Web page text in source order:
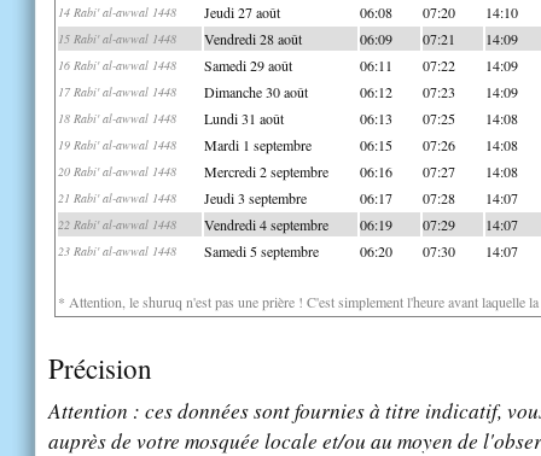
14 Rabi' al-awwal 1448 Jeudi 27 août 06:08 07:20 14:10
15 Rabi' al-awwal 1448 Vendredi 28 août 06:09 07:21 14:09
16 Rabi' al-awwal 1448 Samedi 29 août 06:11 07:22 14:09
17 Rabi' al-awwal 1448 Dimanche 30 août 06:12 07:23 14:09
18 Rabi' al-awwal 1448 Lundi 31 août 06:13 07:25 14:08
19 Rabi' al-awwal 1448 Mardi 1 septembre 06:15 07:26 14:08
20 Rabi' al-awwal 1448 Mercredi 2 septembre 06:16 07:27 14:08
21 Rabi' al-awwal 1448 Jeudi 3 septembre 06:17 07:28 14:07
22 Rabi' al-awwal 1448 Vendredi 4 septembre 06:19 07:29 14:07
23 Rabi' al-awwal 1448 Samedi 5 septembre 06:20 07:30 14:07
* Attention, le shuruq n'est pas une prière ! C'est simplement l'heure avant laquelle
Précision
Attention : ces données sont fournies à titre indicatif,
auprès de votre mosquée locale et/ou au moyen de